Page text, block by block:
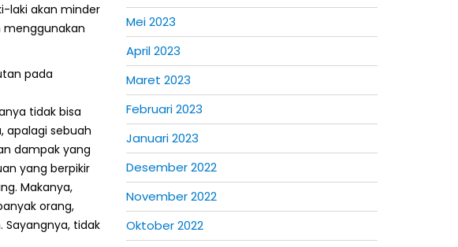
laki akan minder
menggunakan
pada
tidak bisa
apalagi sebuah
dampak yang
yang berpikir
Makanya,
orang,
tidak
Mei 2023
April 2023
Maret 2023
Februari 2023
Januari 2023
Desember 2022
November 2022
Oktober 2022